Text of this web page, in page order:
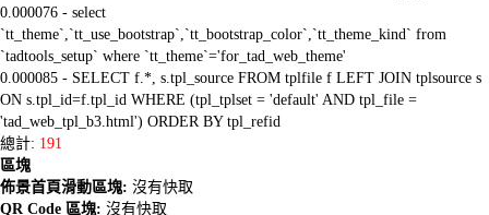
0.000076 - select
`tt_theme`,`tt_use_bootstrap`,`tt_bootstrap_color`,`tt_theme_kind` from
`tadtools_setup` where `tt_theme`='for_tad_web_theme'
0.000085 - SELECT f.*, s.tpl_source FROM tplfile f LEFT JOIN tplsource s
ON s.tpl_id=f.tpl_id WHERE (tpl_tplset = 'default' AND tpl_file =
'tad_web_tpl_b3.html') ORDER BY tpl_refid
總計: 191
區塊
佈景首頁滑動區塊: 沒有快取
QR Code 區塊: 沒有快取